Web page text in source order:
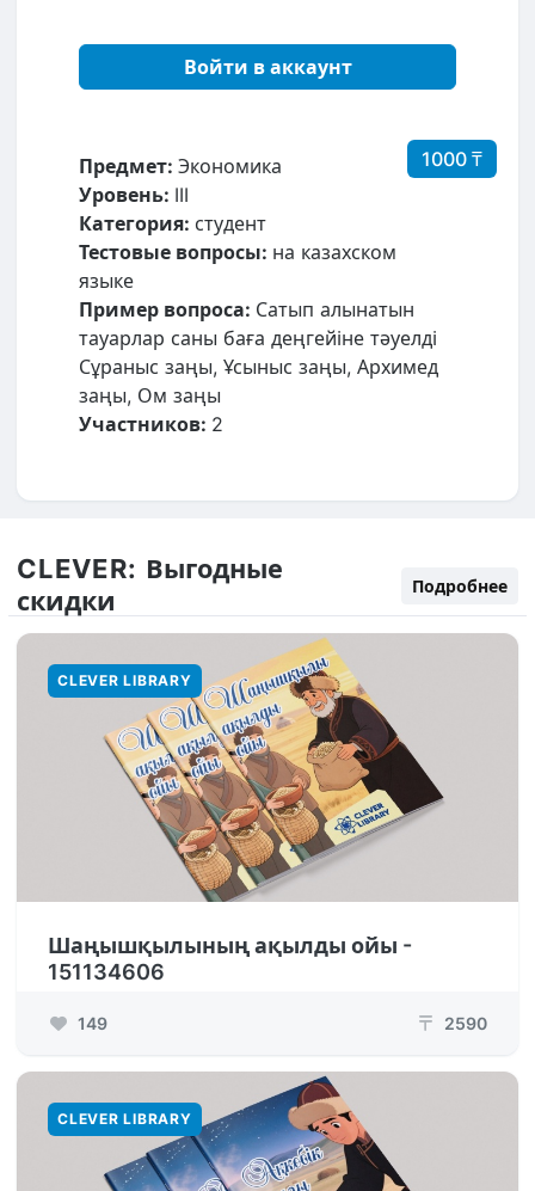
Войти в аккаунт
1000 ₸
Предмет: Экономика
Уровень: III
Категория: студент
Тестовые вопросы: на казахском
языке
Пример вопроса: Сатып алынатын
тауарлар саны баға деңгейіне тәуелді
Сұраныс заңы, Ұсыныс заңы, Архимед
заңы, Ом заңы
Участников: 2
CLEVER: Выгодные
скидки
Подробнее
CLEVER LIBRARY
Шаңышқылының ақылды ойы -
151134606
149 ₸ 2590
CLEVER LIBRARY